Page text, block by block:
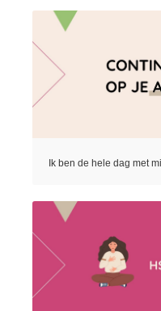
Ik ben de hele dag met